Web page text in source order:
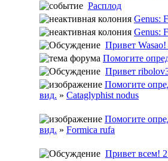
Расплод
Genus:
Genus:
Привет
Помогите
Привет
Помогите
вид. » Cataglyphist nodus
Помогите
вид. » Formica rufa
Привет всем!